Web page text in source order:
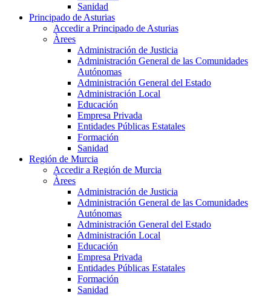
Sanidad
Principado de Asturias
Accedir a Principado de Asturias
Àrees
Administración de Justicia
Administración General de las Comunidades
Autónomas
Administración General del Estado
Administración Local
Educación
Empresa Privada
Entidades Públicas Estatales
Formación
Sanidad
Región de Murcia
Accedir a Región de Murcia
Àrees
Administración de Justicia
Administración General de las Comunidades
Autónomas
Administración General del Estado
Administración Local
Educación
Empresa Privada
Entidades Públicas Estatales
Formación
Sanidad